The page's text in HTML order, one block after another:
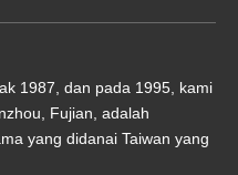
1987, dan pada 1995, kami
Fujian, adalah
yang didanai Taiwan yang